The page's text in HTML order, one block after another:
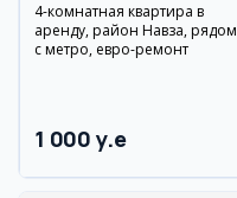
4-комнатная квартира в
аренду, район Навза, рядом
с метро, евро-ремонт
1 000 y.e